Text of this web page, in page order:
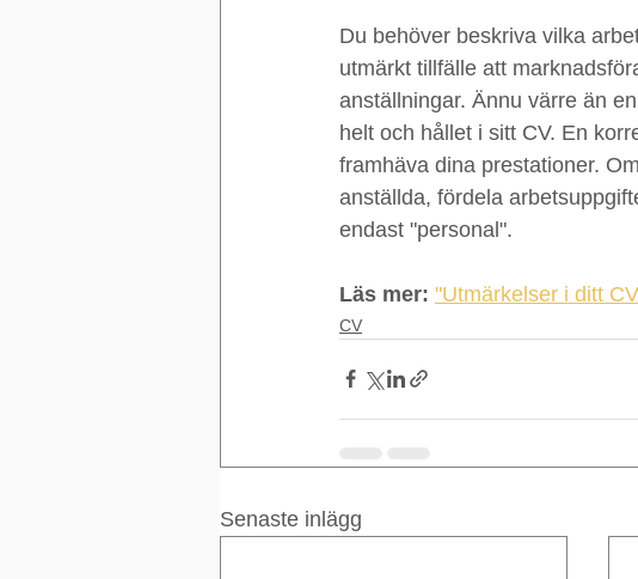
Du behöver beskriva vilka
utmärkt tillfälle att
anställningar. Ännu värre än
helt och hållet i sitt CV. En
framhäva dina prestationer.
anställda, fördela
endast "personal".
Läs mer: "Utmärkelser i ditt
CV
Senaste inlägg